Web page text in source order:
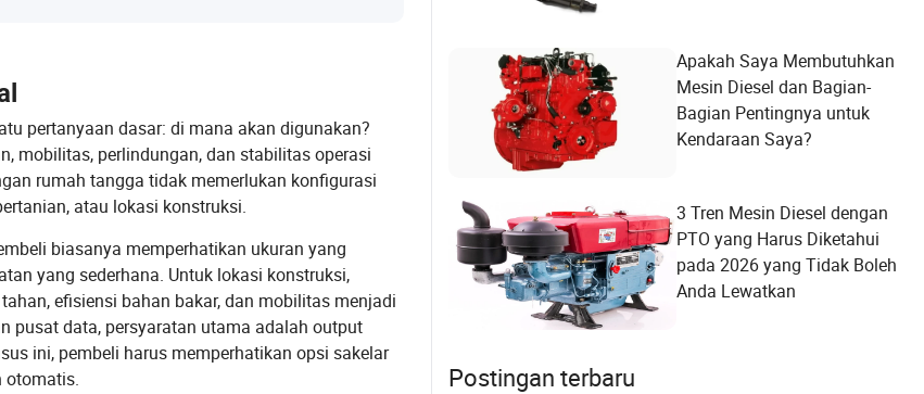
pertanyaan dasar: di mana akan digunakan?
mobilitas, perlindungan, dan stabilitas operasi
rumah tangga tidak memerlukan konfigurasi
atau lokasi konstruksi.
biasanya memperhatikan ukuran yang
yang sederhana. Untuk lokasi konstruksi,
efisiensi bahan bakar, dan mobilitas menjadi
pusat data, persyaratan utama adalah output
ini, pembeli harus memperhatikan opsi sakelar
otomatis.
Apakah Saya Membutuhkan
Mesin Diesel dan Bagian-
Bagian Pentingnya untuk
Kendaraan Saya?
3 Tren Mesin Diesel dengan
PTO yang Harus Diketahui
pada 2026 yang Tidak Boleh
Anda Lewatkan
Postingan terbaru